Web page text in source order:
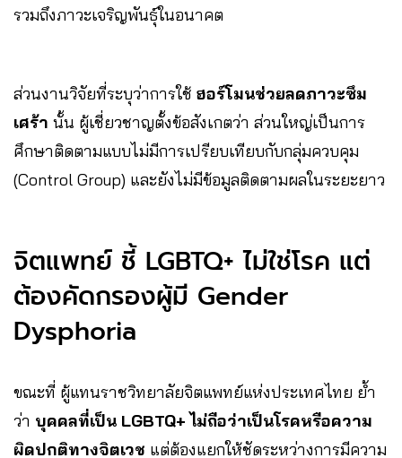
รวมถึงภาวะเจริญพันธุ์ในอนาคต
ส่วนงานวิจัยที่ระบุว่าการใช้ ฮอร์โมนช่วยลดภาวะซึม
เศร้า นั้น ผู้เชี่ยวชาญตั้งข้อสังเกตว่า ส่วนใหญ่เป็นการ
ศึกษาติดตามแบบไม่มีการเปรียบเทียบกับกลุ่มควบคุม
(Control Group) และยังไม่มีข้อมูลติดตามผลในระยะยาว
จิตแพทย์ ชี้ LGBTQ+ ไม่ใช่โรค แต่
ต้องคัดกรองผู้มี Gender
Dysphoria
ขณะที่ ผู้แทนราชวิทยาลัยจิตแพทย์แห่งประเทศไทย ย้ำ
ว่า บุคคลที่เป็น LGBTQ+ ไม่ถือว่าเป็นโรคหรือความ
ผิดปกติทางจิตเวช แต่ต้องแยกให้ชัดระหว่างการมีความ